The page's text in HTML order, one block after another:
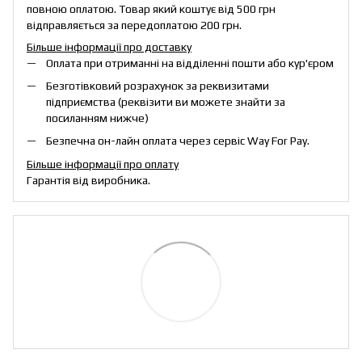
повною оплатою. Товар який коштує від 500 грн
відправляється за передоплатою 200 грн.
Більше інформації про доставку
Оплата при отриманні на відділенні пошти або кур'єром
Безготівковий розрахунок за реквизитами
підприємства (реквізити ви можете знайти за
посиланням нижче)
Безпечна он-лайн оплата через сервіс Way For Pay.
Більше інформації про оплату
Гарантія від виробника.